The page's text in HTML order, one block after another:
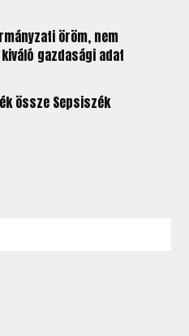
öröm, nem
gazdasági adat
össze Sepsiszék